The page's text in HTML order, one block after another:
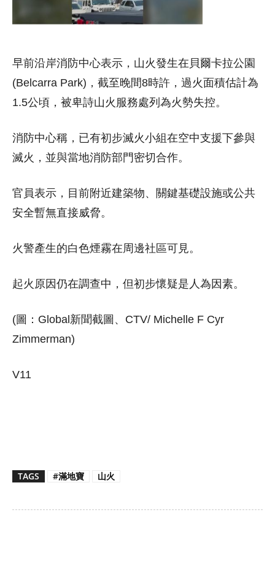
早前沿岸消防中心表示，山火發生在貝爾卡拉公園
(Belcarra Park)，截至晚間8時許，過火面積估計為
1.5公頃，被卑詩山火服務處列為火勢失控。
消防中心稱，已有初步滅火小組在空中支援下參與
滅火，並與當地消防部門密切合作。
官員表示，目前附近建築物、關鍵基礎設施或公共
安全暫無直接威脅。
火警產生的白色煙霧在周邊社區可見。
起火原因仍在調查中，但初步懷疑是人為因素。
(圖：Global新聞截圖、CTV/ Michelle F Cyr
Zimmerman)
V11
TAGS #滿地寶 山火